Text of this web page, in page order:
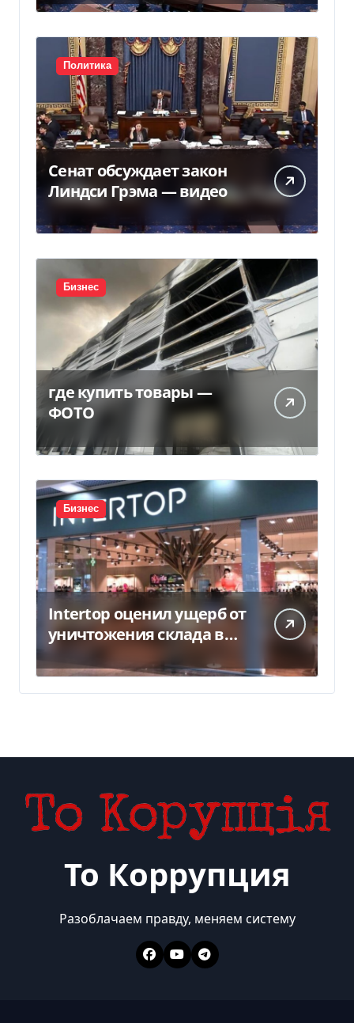
Политика
Сенат обсуждает закон
Линдси Грэма — видео
Бизнес
где купить товары —
ФОТО
Бизнес
Intertop оценил ущерб от
уничтожения склада в
450 млн грн
То Коррупция
Разоблачаем правду, меняем систему